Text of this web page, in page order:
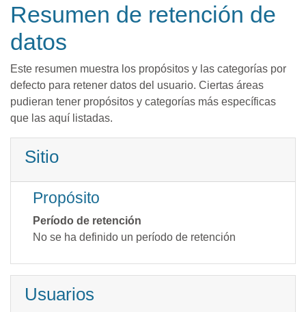
Salta al contenido principal
Resumen de retención de
datos
Este resumen muestra los propósitos y las categorías por
defecto para retener datos del usuario. Ciertas áreas
pudieran tener propósitos y categorías más específicas
que las aquí listadas.
Sitio
Propósito
Período de retención
No se ha definido un período de retención
Usuarios